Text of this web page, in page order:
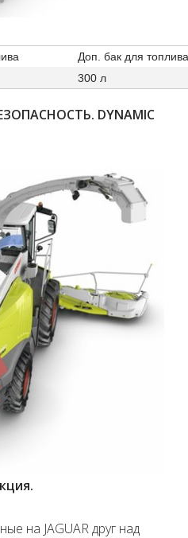
Доп. бак для
300 л
DYNAMIC
на JAGUAR друг над